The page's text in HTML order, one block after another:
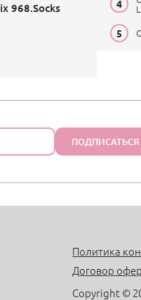
968.Socks
ПОДПИСАТЬСЯ
Политика
Договор
Copyright ©